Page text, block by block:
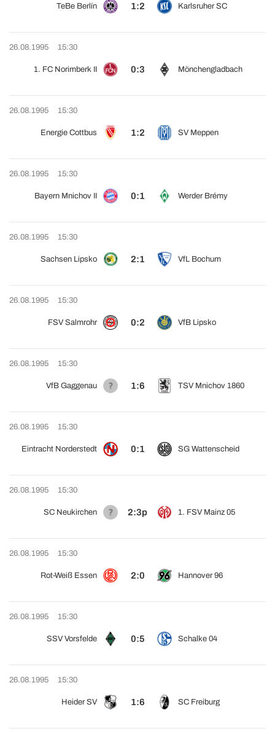
TeBe Berlín 1:2 Karlsruher SC
26.08.1995 15:30
1. FC Norimberk II 0:3 Mönchengladbach
26.08.1995 15:30
Energie Cottbus 1:2 SV Meppen
26.08.1995 15:30
Bayern Mnichov II 0:1 Werder Brémy
26.08.1995 15:30
Sachsen Lipsko 2:1 VfL Bochum
26.08.1995 15:30
FSV Salmrohr 0:2 VfB Lipsko
26.08.1995 15:30
VfB Gaggenau 1:6 TSV Mnichov 1860
26.08.1995 15:30
Eintracht Norderstedt 0:1 SG Wattenscheid
26.08.1995 15:30
SC Neukirchen 2:3p 1. FSV Mainz 05
26.08.1995 15:30
Rot-Weiß Essen 2:0 Hannover 96
26.08.1995 15:30
SSV Vorsfelde 0:5 Schalke 04
26.08.1995 15:30
Heider SV 1:6 SC Freiburg